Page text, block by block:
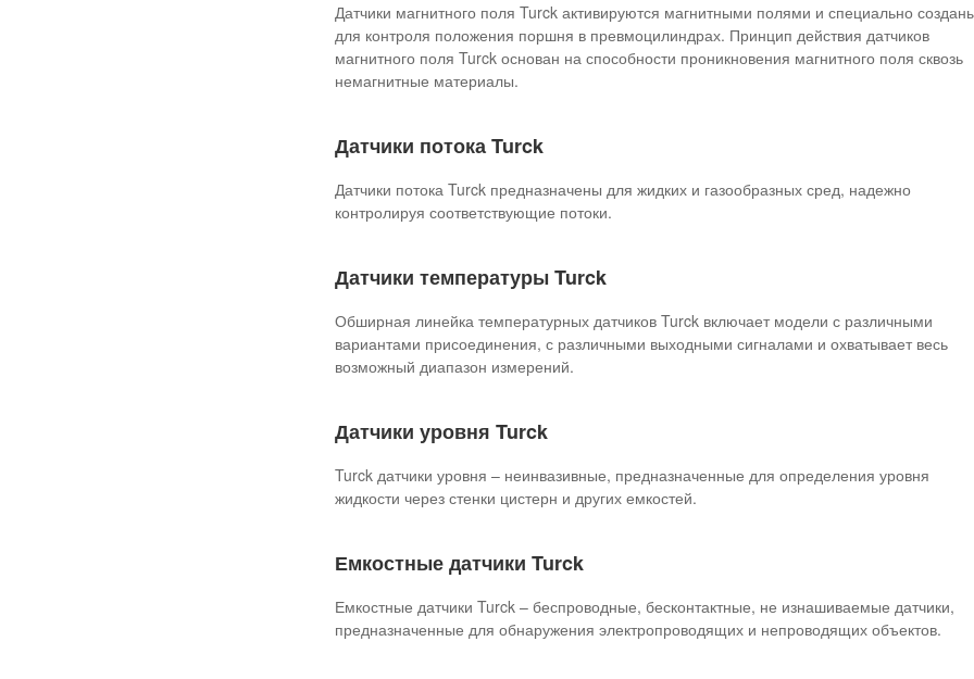
Датчики магнитного поля Turck активируются магнитными полями и специально
для контроля положения поршня в превмоцилиндрах. Принцип действия датчиков
магнитного поля Turck основан на способности проникновения магнитного поля сквозь
немагнитные материалы.
Датчики потока Turck
Датчики потока Turck предназначены для жидких и газообразных сред, надежно
контролируя соответствующие потоки.
Датчики температуры Turck
Обширная линейка температурных датчиков Turck включает модели с различными
вариантами присоединения, с различными выходными сигналами и охватывает весь
возможный диапазон измерений.
Датчики уровня Turck
Turck датчики уровня – неинвазивные, предназначенные для определения уровня
жидкости через стенки цистерн и других емкостей.
Емкостные датчики Turck
Емкостные датчики Turck – беспроводные, бесконтактные, не изнашиваемые датчики,
предназначенные для обнаружения электропроводящих и непроводящих объектов.